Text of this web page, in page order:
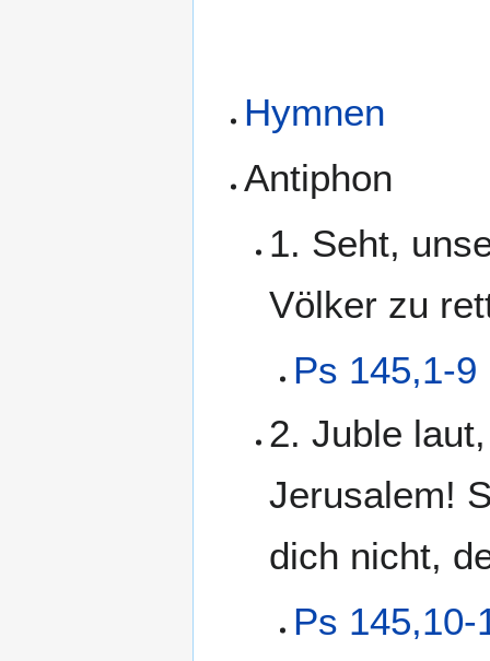
Hymnen
Antiphon
1. Seht,
Völker zu
Ps 145,1-9
2. Juble
Jerusalem!
dich nicht,
Ps 145,10-